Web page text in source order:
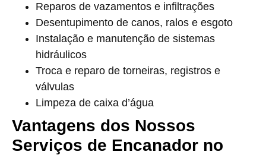
Reparos de vazamentos e infiltrações
Desentupimento de canos, ralos e esgoto
Instalação e manutenção de sistemas
hidráulicos
Troca e reparo de torneiras, registros e
válvulas
Limpeza de caixa d’água
Vantagens dos Nossos
Serviços de Encanador no